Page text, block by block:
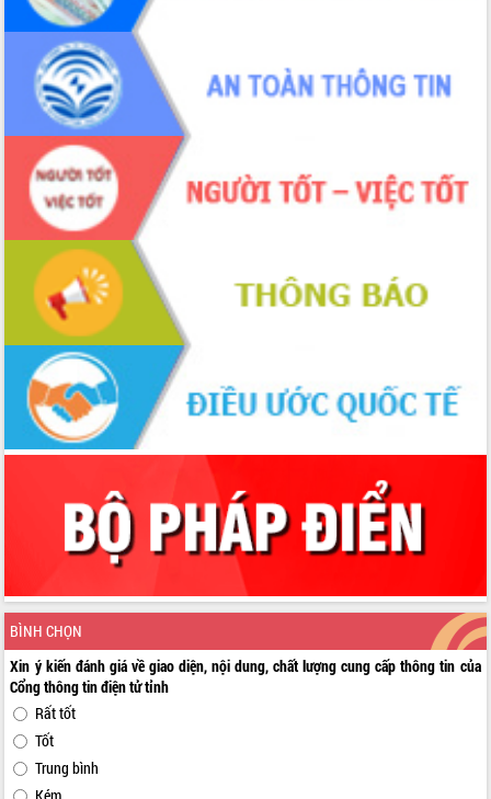
BÌNH CHỌN
Xin ý kiến đánh giá về giao diện, nội dung, chất lượng cung cấp thông tin của
Cổng thông tin điện tử tỉnh
Rất tốt
Tốt
Trung bình